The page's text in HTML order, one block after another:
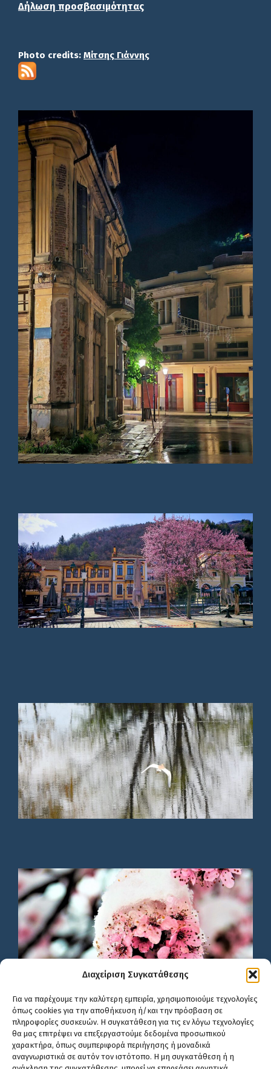
Διαχείριση Συγκατάθεσης
Για να παρέχουμε την καλύτερη εμπειρία, χρησιμοποιούμε τεχνολογίες
όπως cookies για την αποθήκευση ή/και την πρόσβαση σε
πληροφορίες συσκευών. Η συγκατάθεση για τις εν λόγω τεχνολογίες
θα μας επιτρέψει να επεξεργαστούμε δεδομένα προσωπικού
χαρακτήρα, όπως συμπεριφορά περιήγησης ή μοναδικά
αναγνωριστικά σε αυτόν τον ιστότοπο. Η μη συγκατάθεση ή η
Δήλωση προσβασιμότητας
Photo credits: Μίτσης Γιάννης